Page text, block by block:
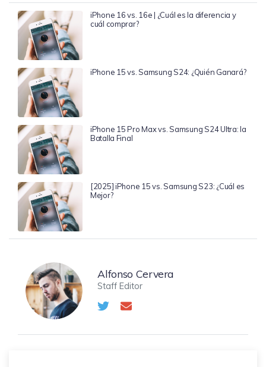
iPhone 16 vs. 16e | ¿Cuál es la diferencia y
cuál comprar?
iPhone 15 vs. Samsung S24: ¿Quién Ganará?
iPhone 15 Pro Max vs. Samsung S24 Ultra: la
Batalla Final
[2025] iPhone 15 vs. Samsung S23: ¿Cuál es
Mejor?
Alfonso Cervera
Staff Editor